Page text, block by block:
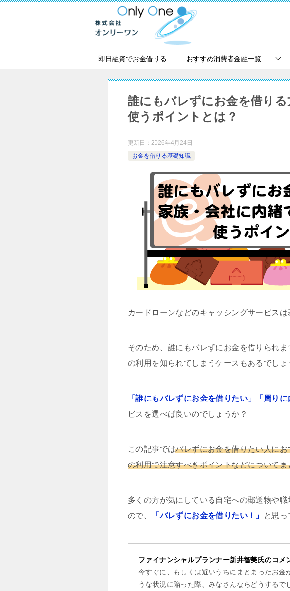
即日融資でお金借りる おすすめ消費者金融一覧
誰にもバレずにお金を借り
使うポイントとは？
更新日： 2026年4月24日
お金を借りる基礎知識
カードローンなどのキャッシングサービス
そのため、誰にもバレずにお金を借りられ
の利用を知られてしまうケースもあるでしょ
「誰にもバレずにお金を借りたい」「周り
ビスを選べば良いのでしょうか？
この記事ではバレずにお金を借りたい人に
の利用で注意すべきポイントなどについてま
多くの方が気にしている自宅への郵送物や
ので、
「バレずにお金を借りたい！」 と思っ
ファイナンシャルプランナー新井智美氏のコメ
今すぐに、もしくは近いうちにまとまったお金
うな状況に陥った際、みなさんならどうする